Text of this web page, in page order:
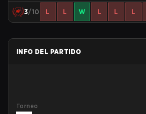
3/10 L L W L L L
INFO DEL PARTIDO
Torneo